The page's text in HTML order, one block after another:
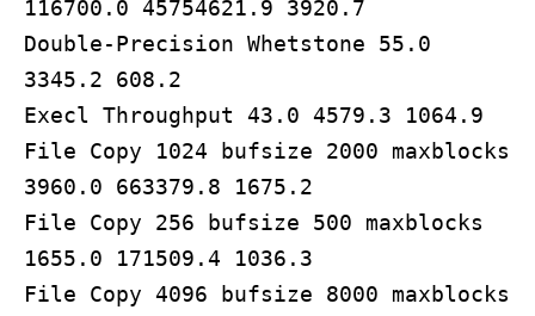
116700.0 45754621.9 3920.7
Double-Precision Whetstone 55.0
3345.2 608.2
Execl Throughput 43.0 4579.3 1064.9
File Copy 1024 bufsize 2000 maxblocks
3960.0 663379.8 1675.2
File Copy 256 bufsize 500 maxblocks
1655.0 171509.4 1036.3
File Copy 4096 bufsize 8000 maxblocks